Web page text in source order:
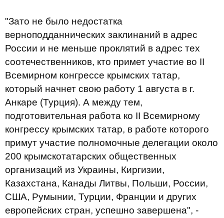
"Зато не было недостатка
верноподданнических заклинаний в адрес
России и не меньше проклятий в адрес тех
соотечественников, кто примет участие во II
Всемирном конгрессе крымских татар,
который начнет свою работу 1 августа в г.
Анкаре (Турция). А между тем,
подготовительная работа ко II Всемирному
конгрессу крымских татар, в работе которого
примут участие полномочные делегации около
200 крымскотатарских общественных
организаций из Украины, Киргизии,
Казахстана, Канады Литвы, Польши, России,
США, Румынии, Турции, Франции и других
европейских стран, успешно завершена", -